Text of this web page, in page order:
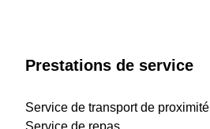
Prestations de service
Service de transport de proximité
Service de repas